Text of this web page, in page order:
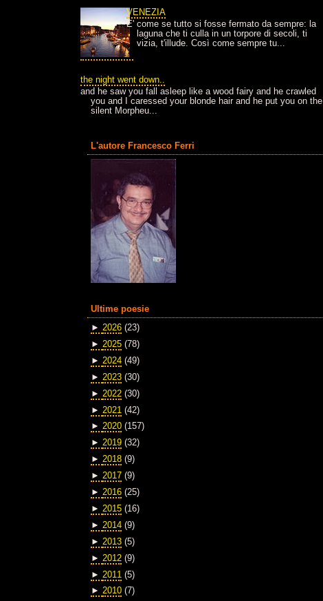
VENEZIA
E' come se tutto si fosse fermato da sempre: la
laguna che ti culla in un torpore di secoli, ti
vizia, t'illude. Così come sempre tu...
the night went down..
and he saw you fall asleep like a wood fairy and he crawled
you and I caressed your blonde hair and he put you on the
silent Morpheu...
L'autore Francesco Ferri
Ultime poesie
► 2026 (23)
► 2025 (78)
► 2024 (49)
► 2023 (30)
► 2022 (30)
► 2021 (42)
► 2020 (157)
► 2019 (32)
► 2018 (9)
► 2017 (9)
► 2016 (25)
► 2015 (16)
► 2014 (9)
► 2013 (5)
► 2012 (9)
► 2011 (5)
► 2010 (7)